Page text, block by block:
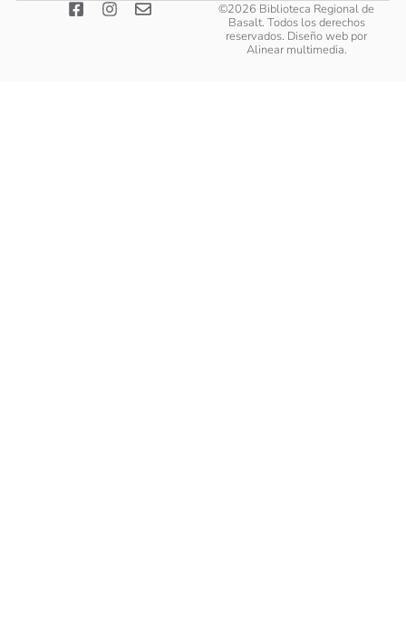
©2026 Biblioteca Regional de
Basalt. Todos los derechos
reservados. Diseño web por
Alinear multimedia.